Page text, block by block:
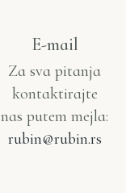
E-mail
Za sva pitanja
kontaktirajte
nas putem mejla:
rubin@rubin.rs